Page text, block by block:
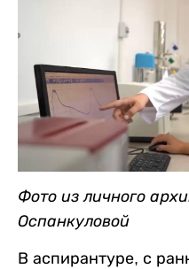
Фото из личного
Оспанкуловой
В аспирантуре, с